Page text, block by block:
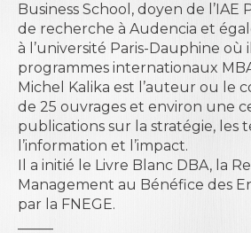
Business School, doyen de l’IAE
de recherche à Audencia et
à l’université Paris-Dauphine où
programmes internationaux
Michel Kalika est l’auteur ou le
de 25 ouvrages et environ une
publications sur la stratégie, les
l’information et l’impact.
Il a initié le Livre Blanc DBA, la
Management au Bénéfice des
par la FNEGE.